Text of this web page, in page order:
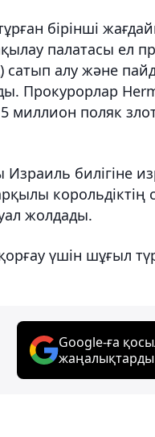
бірінші
палатасы ел
алу және
Прокурорлар
миллион поляк
билігіне
корольдіктің
жолдады.
үшін шұғыл
Google-ға